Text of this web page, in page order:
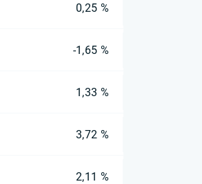
0,25 %
-1,65 %
1,33 %
3,72 %
2,11 %